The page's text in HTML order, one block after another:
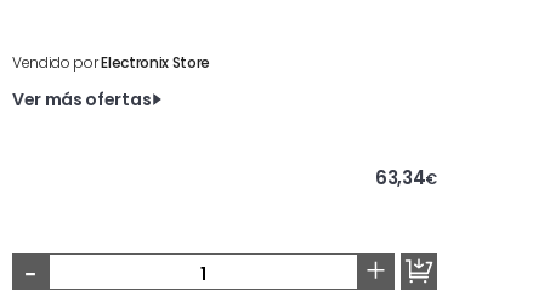
Vendido porElectronix Store
Ver más ofertas
63,34€
- +